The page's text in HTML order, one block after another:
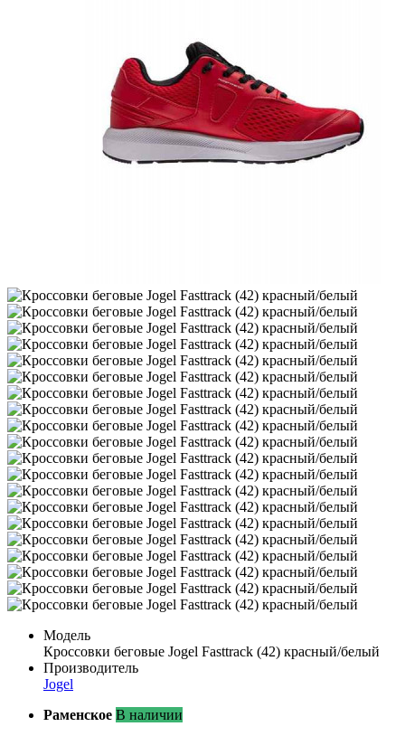
Модель
Кроссовки беговые Jogel Fasttrack (42) красный/белый
Производитель
Jogel
Раменское В наличии